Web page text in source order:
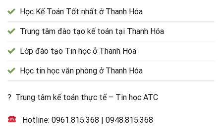
Học Kế Toán Tốt nhất ở Thanh Hóa
Trung tâm đào tạo kế toán tại Thanh Hóa
Lớp đào tạo Tin học ở Thanh Hóa
Học tin học văn phòng ở Thanh Hóa
? Trung tâm kế toán thực tế – Tin học ATC
Hotline:0961.815.368 |0948.815.368